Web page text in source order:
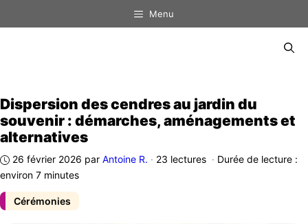
au
Menu
Cérémonies
Dispersion des cendres au jardin du
souvenir : démarches, aménagements et
alternatives
26 février 2026 par Antoine R. · 23 lectures · Durée de lecture :
environ 7 minutes